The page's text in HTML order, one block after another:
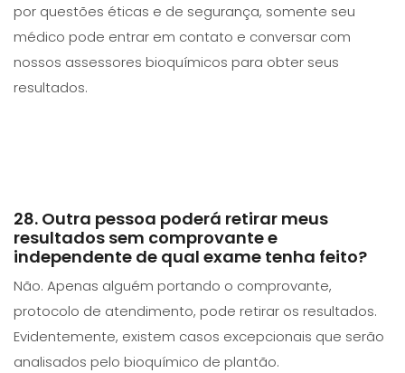
por questões éticas e de segurança, somente seu
médico pode entrar em contato e conversar com
nossos assessores bioquímicos para obter seus
resultados.
28. Outra pessoa poderá retirar meus
resultados sem comprovante e
independente de qual exame tenha feito?
Não. Apenas alguém portando o comprovante,
protocolo de atendimento, pode retirar os resultados.
Evidentemente, existem casos excepcionais que serão
analisados pelo bioquímico de plantão.